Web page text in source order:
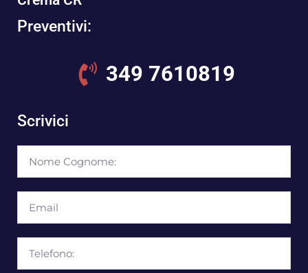
Preventivi:
349 7610819
Scrivici